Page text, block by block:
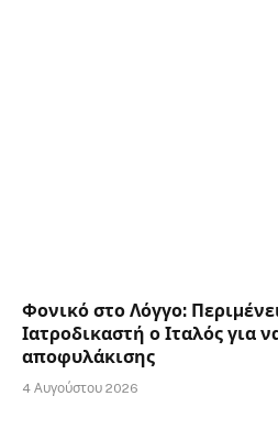
Φονικό στο Λόγγο:
Ιατροδικαστή ο Ιταλός για
αποφυλάκισης
4 Αυγούστου 2026